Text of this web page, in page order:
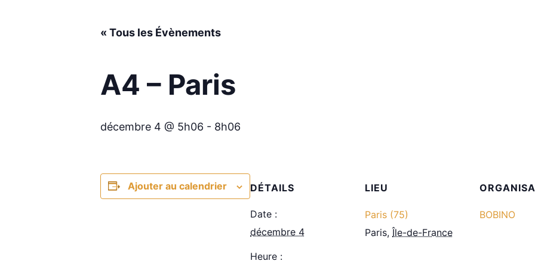
« Tous les Évènements
A4 – Paris
décembre 4 @ 5h06 - 8h06
Ajouter au calendrier DÉTAILS
Date :
décembre 4
Heure :
LIEU
Paris (75)
Paris, Île-de-France
BOBINO